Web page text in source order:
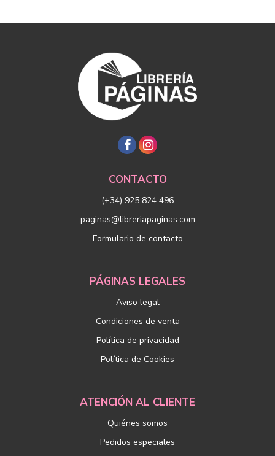
CONTACTO
(+34) 925 824 496
paginas@libreriapaginas.com
Formulario de contacto
PÁGINAS LEGALES
Aviso legal
Condiciones de venta
Política de privacidad
Política de Cookies
ATENCIÓN AL CLIENTE
Quiénes somos
Pedidos especiales